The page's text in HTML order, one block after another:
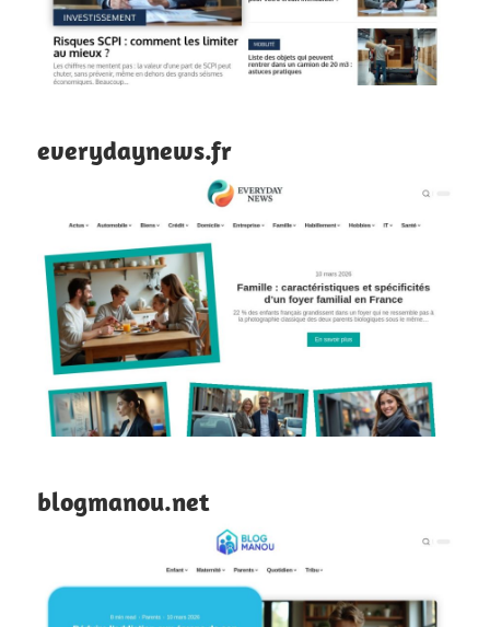
everydaynews.fr
blogmanou.net